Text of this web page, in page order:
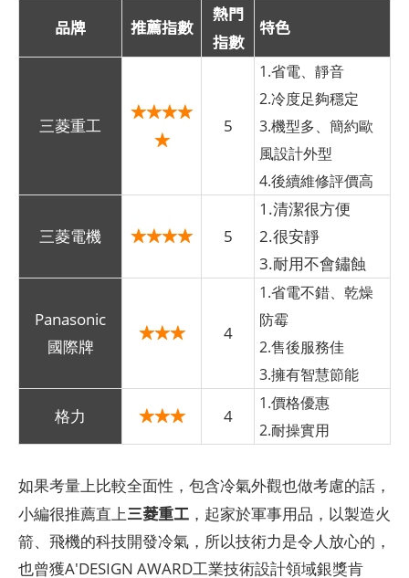
品牌 推薦指數
熱門
指數
特色
三菱重工
★★★★
★
5
1.省電、靜音
2.冷度足夠穩定
3.機型多、簡約歐
風設計外型
4.後續維修評價高
三菱電機 ★★★★ 5
1.清潔很方便
2.很安靜
3.耐用不會鏽蝕
Panasonic
國際牌
★★★ 4
1.省電不錯、乾燥
防霉
2.售後服務佳
3.擁有智慧節能
格力 ★★★ 4
1.價格優惠
2.耐操實用
如果考量上比較全面性，包含冷氣外觀也做考慮的話，
小編很推薦直上三菱重工 ，起家於軍事用品，以製造火
箭、飛機的科技開發冷氣，所以技術力是令人放心的，
也曾獲A'DESIGN AWARD工業技術設計領域銀獎肯